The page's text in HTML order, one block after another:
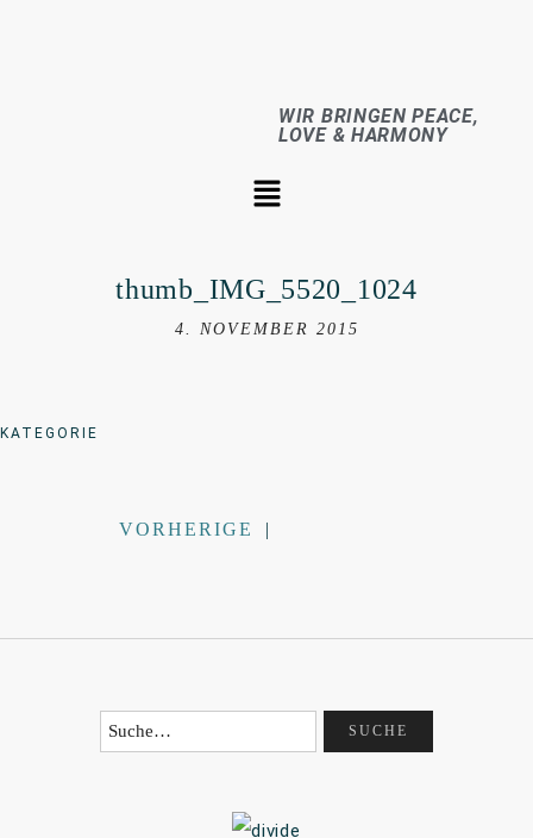
WIR BRINGEN PEACE,
LOVE & HARMONY
thumb_IMG_5520_1024
4. NOVEMBER 2015
KATEGORIE
VORHERIGE |